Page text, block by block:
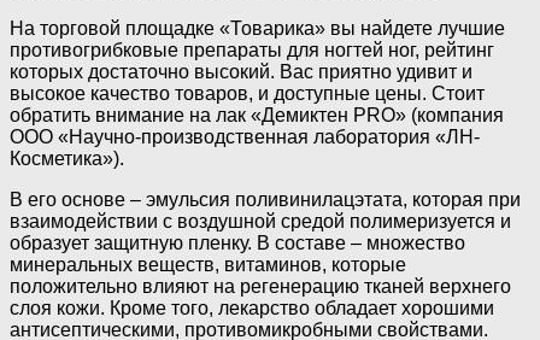
На торговой площадке «Товарика» вы найдете лучшие
противогрибковые препараты для ногтей ног, рейтинг
которых достаточно высокий. Вас приятно удивит и
высокое качество товаров, и доступные цены. Стоит
обратить внимание на лак «Демиктен PRO» (компания
ООО «Научно-производственная лаборатория «ЛН-
Косметика»).
В его основе – эмульсия поливинилацэтата, которая при
взаимодействии с воздушной средой полимеризуется и
образует защитную пленку. В составе – множество
минеральных веществ, витаминов, которые
положительно влияют на регенерацию тканей верхнего
слоя кожи. Кроме того, лекарство обладает хорошими
антисептическими, противомикробными свойствами.